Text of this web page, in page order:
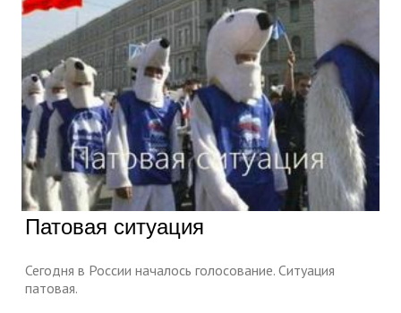
Патовая ситуация
Сегодня в России началось голосование. Ситуация
патовая.